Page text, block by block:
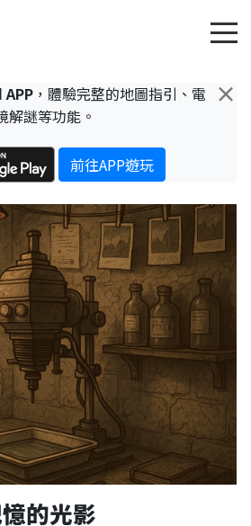
×
，體驗完整的地圖指引、電
解謎等功能。
前往APP遊玩
的光影